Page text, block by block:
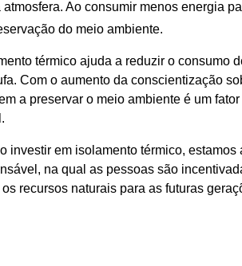
Ao consumir menos energia
do meio ambiente.
térmico ajuda a reduzir o consumo
Com o aumento da conscientização
a preservar o meio ambiente é um
investir em isolamento térmico,
na qual as pessoas são
recursos naturais para as futuras